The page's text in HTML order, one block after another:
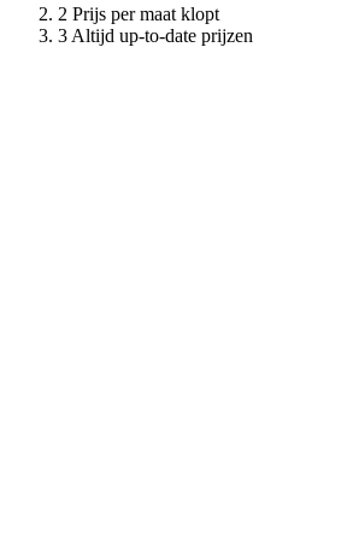
Prijs per maat klopt
Altijd up-to-date prijzen